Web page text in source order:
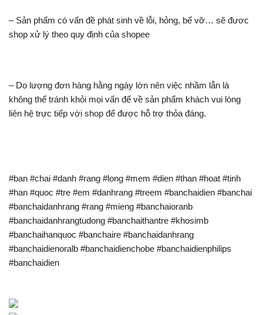
– Sản phẩm có vấn đề phát sinh về lỗi, hỏng, bể vỡ… sẽ đươc
shop xử lý theo quy định của shopee
– Do lượng đơn hàng hằng ngày lớn nên việc nhầm lẫn là
không thể tránh khỏi mọi vấn để về sản phẩm khách vui lòng
liên hệ trực tiếp với shop để được hỗ trợ thỏa đáng.
#ban #chai #danh #rang #long #mem #dien #than #hoat #tinh
#han #quoc #tre #em #danhrang #treem #banchaidien #banchai
#banchaidanhrang #rang #mieng #banchaioranb
#banchaidanhrangtudong #banchaithantre #khosimb
#banchaihanquoc #banchaire #banchaidanhrang
#banchaidienoralb #banchaidienchobe #banchaidienphilips
#banchaidien